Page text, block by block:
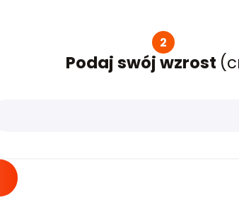
2
Podaj swój wzrost